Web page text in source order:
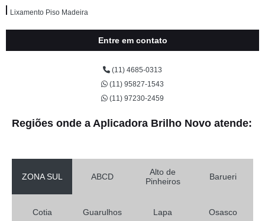
Lixamento Piso Madeira
Entre em contato
(11) 4685-0313
(11) 95827-1543
(11) 97230-2459
Regiões onde a Aplicadora Brilho Novo atende:
ZONA SUL ABCD
Alto de
Pinheiros
Barueri
Cotia Guarulhos Lapa Osasco